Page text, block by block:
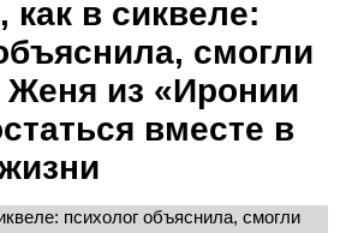
как в сиквеле:
смогли
из «Иронии
вместе в